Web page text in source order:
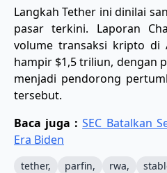
​Langkah Tether ini dinilai
pasar terkini. Laporan
volume transaksi kripto di
hampir $1,5 triliun, dengan
menjadi pendorong
tersebut.
Baca juga :SEC Batalkan
Era Biden
tether, parfin, rwa,